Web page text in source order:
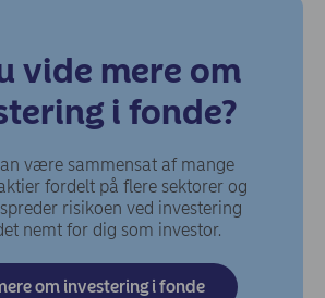
vide mere om
i fonde?
være sammensat af mange
fordelt på flere sektorer og
risikoen ved investering
nemt for dig som investor.
om investering i fonde